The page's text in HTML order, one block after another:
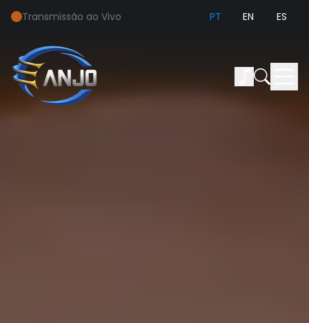
Transmissão ao Vivo PT EN ES